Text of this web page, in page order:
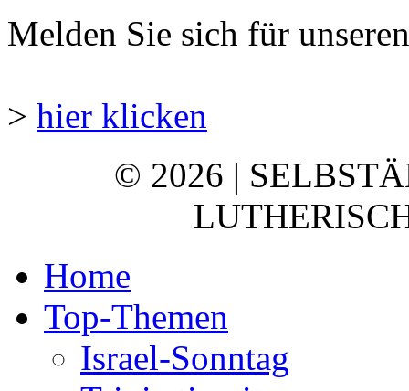
Melden Sie sich für
> hier klicken
© 2026 |
Home
Top-Themen
Israel-Sonntag